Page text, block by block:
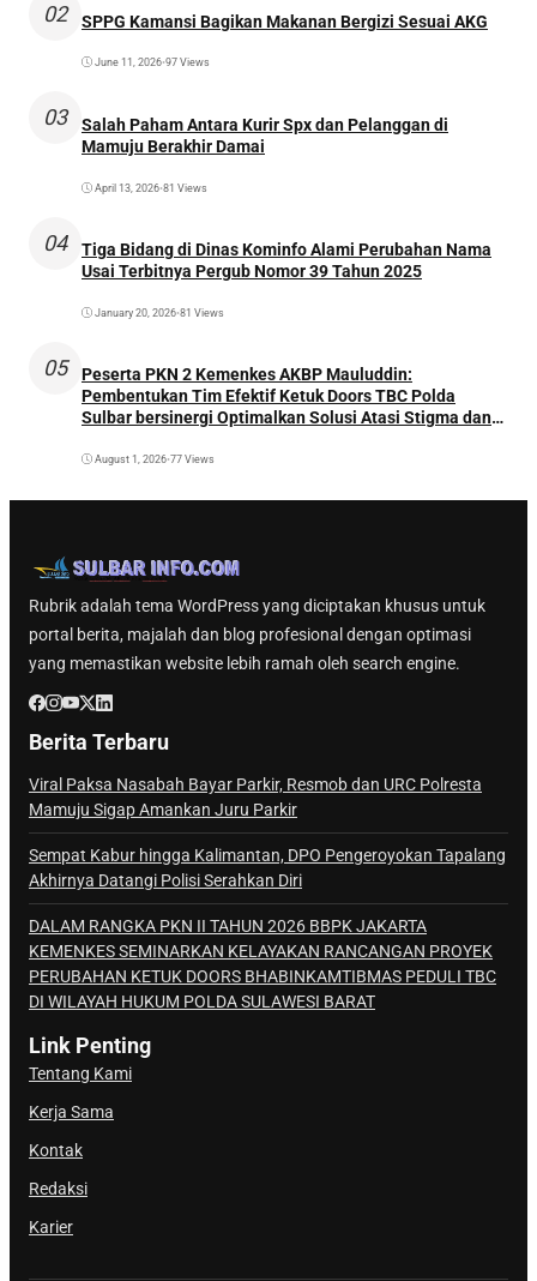
02 SPPG Kamansi Bagikan Makanan Bergizi Sesuai AKG
June 11, 2026•97 Views
03
Salah Paham Antara Kurir Spx dan Pelanggan di
Mamuju Berakhir Damai
April 13, 2026•81 Views
04
Tiga Bidang di Dinas Kominfo Alami Perubahan Nama
Usai Terbitnya Pergub Nomor 39 Tahun 2025
January 20, 2026•81 Views
05
Peserta PKN 2 Kemenkes AKBP Mauluddin:
Pembentukan Tim Efektif Ketuk Doors TBC Polda
Sulbar bersinergi Optimalkan Solusi Atasi Stigma dan
August 1, 2026•77 Views
Rubrik adalah tema WordPress yang diciptakan khusus untuk
portal berita, majalah dan blog profesional dengan optimasi
yang memastikan website lebih ramah oleh search engine.
Berita Terbaru
Viral Paksa Nasabah Bayar Parkir, Resmob dan URC Polresta
Mamuju Sigap Amankan Juru Parkir
Sempat Kabur hingga Kalimantan, DPO Pengeroyokan Tapalang
Akhirnya Datangi Polisi Serahkan Diri
DALAM RANGKA PKN II TAHUN 2026 BBPK JAKARTA
KEMENKES SEMINARKAN KELAYAKAN RANCANGAN PROYEK
PERUBAHAN KETUK DOORS BHABINKAMTIBMAS PEDULI TBC
DI WILAYAH HUKUM POLDA SULAWESI BARAT
Link Penting
Tentang Kami
Kerja Sama
Kontak
Redaksi
Karier